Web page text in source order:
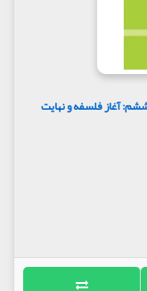
آغاز فلسفه و نهایت